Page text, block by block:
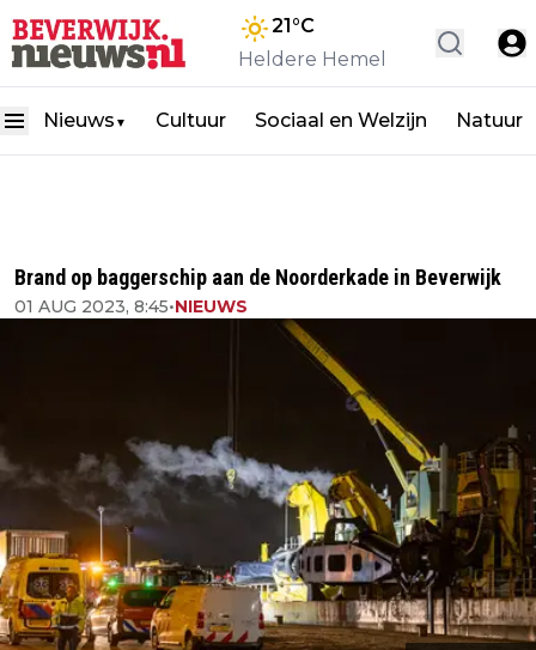
21°C
Heldere Hemel
Nieuws ▼ Cultuur Sociaal en Welzijn Natuur
Brand op baggerschip aan de Noorderkade in Beverwijk
01 AUG 2023, 8:45•NIEUWS